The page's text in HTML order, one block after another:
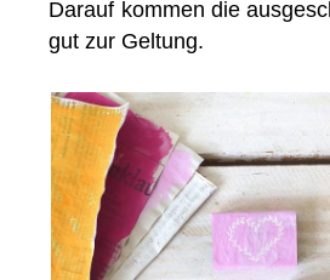
Darauf kommen die
gut zur Geltung.